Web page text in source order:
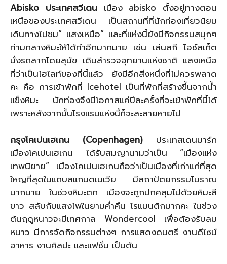
Abisko ประเทศสวีเดนเมือง abisko ตั้งอยู่ทางตอน
เหนือของประเทศสวีเดน เป็นสถานที่ที่นักท่องเที่ยวนิยม
เดินทางไปชม” แสงเหนือ” และที่แห่งนี้ยังมีกิจกรรมสนุกๆ
ท่ามกลางหิมะให้ได้ทำอีกมากมาย เช่น เล่นสกี ไอซ์สเก็ต
นั่งรถลากโดยสุนัข เดินสำรวจอุทยานแห่งชาติ แสงเหนือ
ที่ว่าเป็นไฮไลท์ของที่นี้แล้ว ยังมีอีกสิ่งหนึ่งที่ไม่ควรพลาด
คะ คือ การเข้าพักที่ Icehotel เป็นที่พักที่สร้างขึ้นจากน้ำ
แข็งหิมะ นักท่องจึงมีโอกาสแค่ปีละครั้งที่จะเข้าพักที่นี้ได้
เพราะหลังจากนั้นโรงแรมแห่งนี้ก็จะละลายหายไป
กรุงโคเปนเฮเกน (Copenhagen) ประเทสเดนมาร์ก
เมืองโคเปนเฮเกน ได้รับสมญานามว่าเป็น “เมืองแห่ง
เทพนิยาย” เมืองโคเปนเฮเกนถือว่าเป็นเมืองที่เก่าแก่ที่สุด
ใหญที่สุดในแถบสแกนดเนเวีย มีสถาปัตยกรรมโบราณ
มากมาย ในช่วงหิมะตก เมืองจะถูกปกคลุมไปด้วยหิมะสี
ขาว สลับกับแสงไฟในยามค่ำคืน โรแมนติกมากคะ ในช่วง
ต้นฤดูหนาวจะมีเทศกาล Wondercool เพื่อต้องรับลม
หนาว มีการจัดกิจกรรมต่างๆ การแสดงดนตรี งานดีไซน์
อาหาร งานศิลปะ และแฟชั่น เป็นต้น